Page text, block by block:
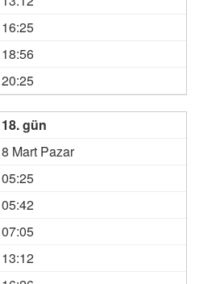
16:25
18:56
20:25
18. gün
8 Mart Pazar
05:25
05:42
07:05
13:12